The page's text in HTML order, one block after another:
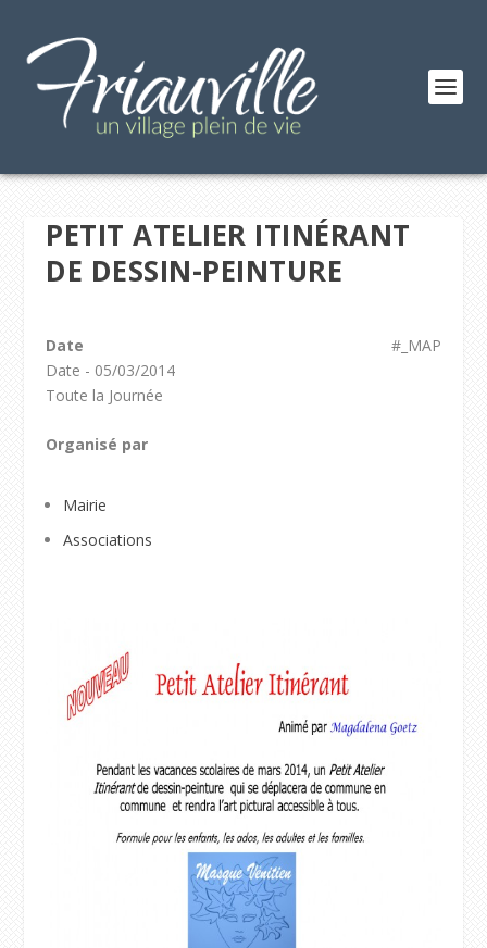
PETIT ATELIER ITINÉRANT
DE DESSIN-PEINTURE
#_MAP
Date
Date - 05/03/2014
Toute la Journée
Organisé par
Mairie
Associations